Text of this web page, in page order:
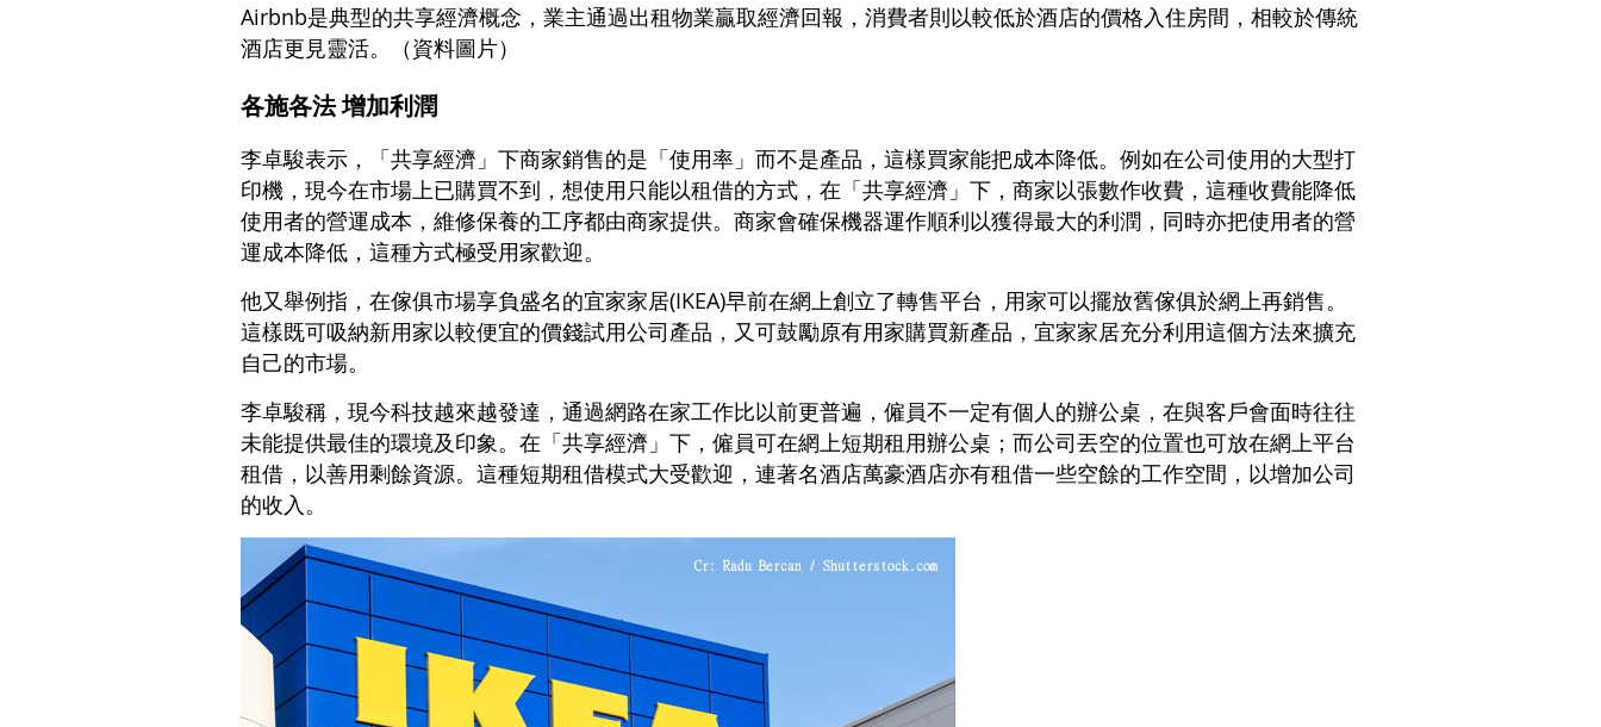
Airbnb是典型的共享經濟概念，業主通過出租物業贏取經濟回報，消費者則以較低於酒店的價格入住房間，相較於傳統
酒店更見靈活。（資料圖片）
各施各法 增加利潤
李卓駿表示，「共享經濟」下商家銷售的是「使用率」而不是產品，這樣買家能把成本降低。例如在公司使用的大型打
印機，現今在市場上已購買不到，想使用只能以租借的方式，在「共享經濟」下，商家以張數作收費，這種收費能降低
使用者的營運成本，維修保養的工序都由商家提供。商家會確保機器運作順利以獲得最大的利潤，同時亦把使用者的營
運成本降低，這種方式極受用家歡迎。
他又舉例指，在傢俱市場享負盛名的宜家家居(IKEA)早前在網上創立了轉售平台，用家可以擺放舊傢俱於網上再銷售。
這樣既可吸納新用家以較便宜的價錢試用公司產品，又可鼓勵原有用家購買新產品，宜家家居充分利用這個方法來擴充
自己的市場。
李卓駿稱，現今科技越來越發達，通過網路在家工作比以前更普遍，僱員不一定有個人的辦公桌，在與客戶會面時往往
未能提供最佳的環境及印象。在「共享經濟」下，僱員可在網上短期租用辦公桌；而公司丟空的位置也可放在網上平台
租借，以善用剩餘資源。這種短期租借模式大受歡迎，連著名酒店萬豪酒店亦有租借一些空餘的工作空間，以增加公司
的收入。